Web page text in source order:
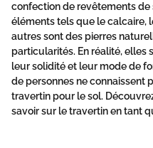
confection de revêtements
éléments tels que le calcaire,
autres sont des pierres
particularités. En réalité, elles
leur solidité et leur mode de
de personnes ne connaissent
travertin pour le sol.
savoir sur le travertin en tant